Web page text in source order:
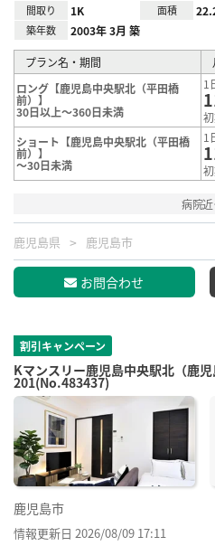
間取り 1K 面積
築年数 2003年 3月 築
プラン名・期間
ロング【鹿児島中央駅北（平田橋
前）】
30日以上～360日未満
1
ショート【鹿児島中央駅北（平田橋
前）】
～30日未満
1
病院近
鹿児島県 鹿児島市
お問合わせ
割引キャンペーン
Kマンスリー鹿児島中央駅北（鹿
201(No.483437)
鹿児島市
情報更新日 2026/08/09 17:11